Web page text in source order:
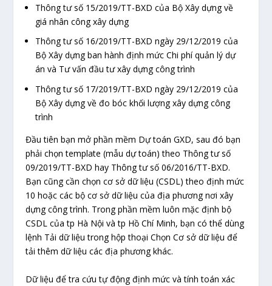
Thông tư số 15/2019/TT-BXD của Bộ Xây dựng về
giá nhân công xây dựng
Thông tư số 16/2019/TT-BXD ngày 29/12/2019 của
Bộ Xây dựng ban hành định mức Chi phí quản lý dự
án và Tư vấn đầu tư xây dựng công trình
Thông tư số 17/2019/TT-BXD ngày 29/12/2019 của
Bộ Xây dựng về đo bóc khối lượng xây dựng công
trình
Đầu tiên bạn mở phần mềm Dự toán GXD, sau đó bạn
phải chọn template (mẫu dự toán) theo Thông tư số
09/2019/TT-BXD hay Thông tư số 06/2016/TT-BXD.
Bạn cũng cần chọn cơ sở dữ liệu (CSDL) theo định mức
10 hoặc các bộ cơ sở dữ liệu của địa phương nơi xây
dựng công trình. Trong phần mềm luôn mặc định bộ
CSDL của tp Hà Nội và tp Hồ Chí Minh, bạn có thể dùng
lệnh Tải dữ liệu trong hộp thoại Chọn Cơ sở dữ liệu để
tải thêm dữ liệu các địa phương khác.
Dữ liệu để tra cứu tự động định mức và tính toán xác